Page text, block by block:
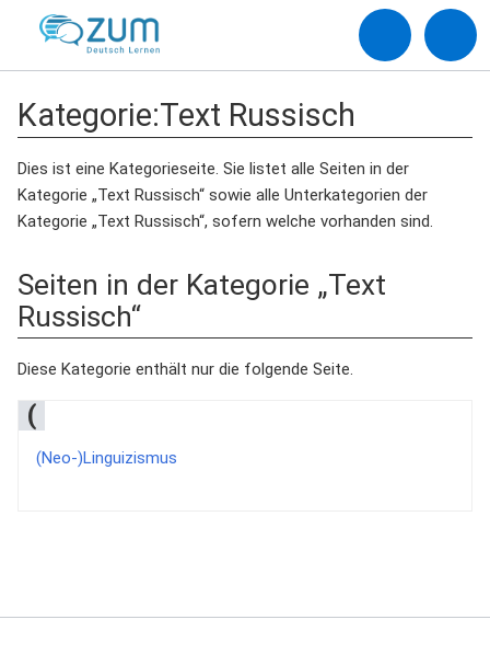
Kategorie:Text Russisch
Dies ist eine Kategorieseite. Sie listet alle Seiten in der
Kategorie „Text Russisch“ sowie alle Unterkategorien der
Kategorie „Text Russisch“, sofern welche vorhanden sind.
Seiten in der Kategorie „Text
Russisch“
Diese Kategorie enthält nur die folgende Seite.
(
(Neo-)Linguizismus